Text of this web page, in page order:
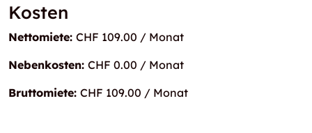
Kosten
Nettomiete: CHF 109.00 / Monat
Nebenkosten: CHF 0.00 / Monat
Bruttomiete: CHF 109.00 / Monat